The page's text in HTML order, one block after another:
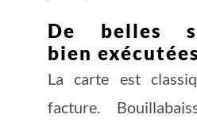
De belles
bien exécutées
La carte est
facture.